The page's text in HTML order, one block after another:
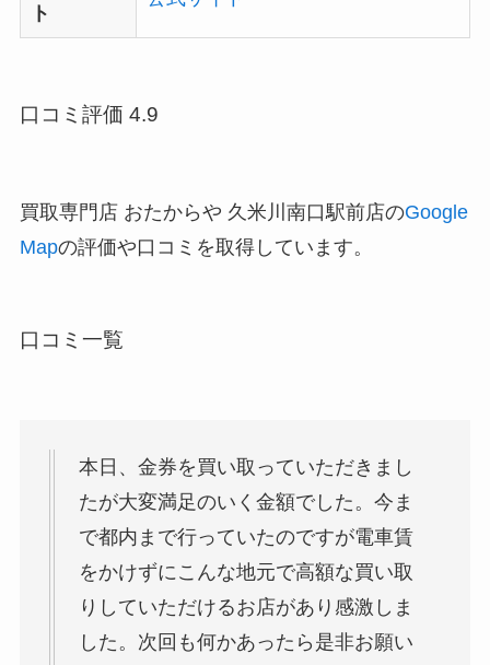
ト
口コミ評価 4.9
買取専門店 おたからや 久米川南口駅前店のGoogle
Mapの評価や口コミを取得しています。
口コミ一覧
本日、金券を買い取っていただきまし
たが大変満足のいく金額でした。今ま
で都内まで行っていたのですが電車賃
をかけずにこんな地元で高額な買い取
りしていただけるお店があり感激しま
した。次回も何かあったら是非お願い